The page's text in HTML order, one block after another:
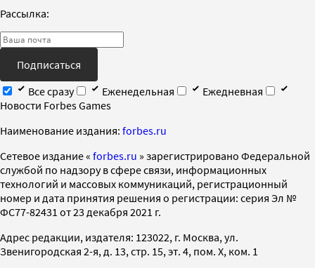
Рассылка:
Подписаться
Все сразу
Еженедельная
Ежедневная
Новости Forbes Games
Наименование издания: forbes.ru
Cетевое издание « forbes.ru » зарегистрировано Федеральной
службой по надзору в сфере связи, информационных
технологий и массовых коммуникаций, регистрационный
номер и дата принятия решения о регистрации: серия Эл №
ФС77-82431 от 23 декабря 2021 г.
Адрес редакции, издателя: 123022, г. Москва, ул.
Звенигородская 2-я, д. 13, стр. 15, эт. 4, пом. X, ком. 1